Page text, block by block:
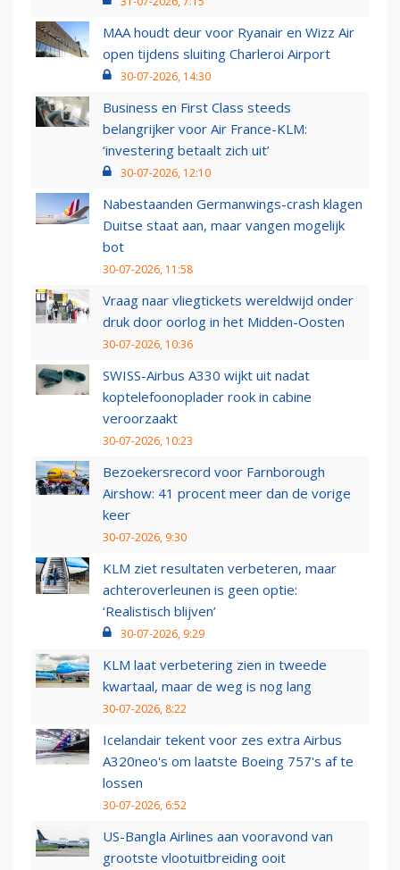
MAA houdt deur voor Ryanair en Wizz Air
open tijdens sluiting Charleroi Airport
30-07-2026, 14:30
Business en First Class steeds
belangrijker voor Air France-KLM:
‘investering betaalt zich uit’
30-07-2026, 12:10
Nabestaanden Germanwings-crash klagen
Duitse staat aan, maar vangen mogelijk
bot
30-07-2026, 11:58
Vraag naar vliegtickets wereldwijd onder
druk door oorlog in het Midden-Oosten
30-07-2026, 10:36
SWISS-Airbus A330 wijkt uit nadat
koptelefoonoplader rook in cabine
veroorzaakt
30-07-2026, 10:23
Bezoekersrecord voor Farnborough
Airshow: 41 procent meer dan de vorige
keer
30-07-2026, 9:30
KLM ziet resultaten verbeteren, maar
achteroverleunen is geen optie:
‘Realistisch blijven’
30-07-2026, 9:29
KLM laat verbetering zien in tweede
kwartaal, maar de weg is nog lang
30-07-2026, 8:22
Icelandair tekent voor zes extra Airbus
A320neo's om laatste Boeing 757's af te
lossen
30-07-2026, 6:52
US-Bangla Airlines aan vooravond van
grootste vlootuitbreiding ooit